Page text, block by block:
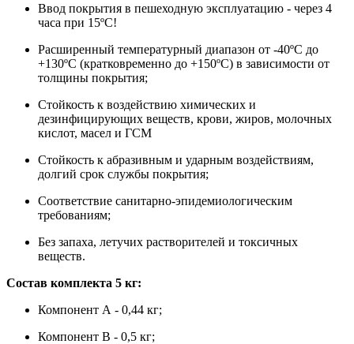
Ввод покрытия в пешеходную эксплуатацию - через 4
часа при 15ºC!
Расширенный температурный диапазон от -40ºC до
+130ºC (кратковременно до +150ºC) в зависимости от
толщины покрытия;
Стойкость к воздействию химических и
дезинфицирующих веществ, крови, жиров, молочных
кислот, масел и ГСМ
Стойкость к абразивным и ударным воздействиям,
долгий срок службы покрытия;
Соответствие санитарно-эпидемиологическим
требованиям;
Без запаха, летучих растворителей и токсичных
веществ.
Состав комплекта 5 кг:
Компонент А - 0,44 кг;
Компонент В - 0,5 кг;